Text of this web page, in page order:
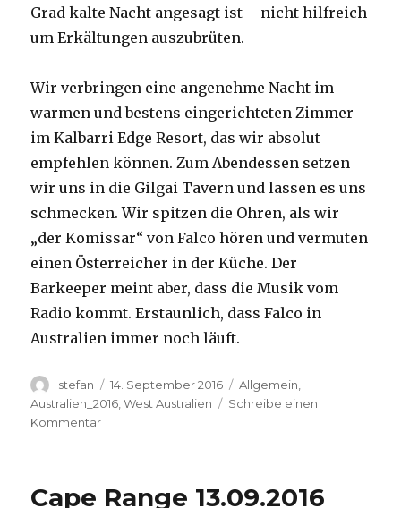
Grad kalte Nacht angesagt ist – nicht hilfreich
um Erkältungen auszubrüten.
Wir verbringen eine angenehme Nacht im
warmen und bestens eingerichteten Zimmer
im Kalbarri Edge Resort, das wir absolut
empfehlen können. Zum Abendessen setzen
wir uns in die Gilgai Tavern und lassen es uns
schmecken. Wir spitzen die Ohren, als wir
„der Komissar“ von Falco hören und vermuten
einen Österreicher in der Küche. Der
Barkeeper meint aber, dass die Musik vom
Radio kommt. Erstaunlich, dass Falco in
Australien immer noch läuft.
Autor
stefan
Veröffentlicht
am
14. September 2016 Kategorien
Allgemein
Australien_2016 ,West Australien
Schreibe einen
Kommentarzu
Cape Range 13.09.2016